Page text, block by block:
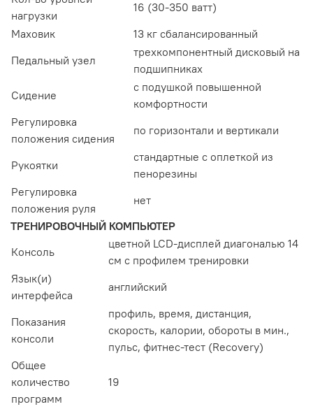
нагрузки
16 (30-350 ватт)
Маховик
13 кг сбалансированный
Педальный узел
трехкомпонентный дисковый на
подшипниках
Сидение
с подушкой повышенной
комфортности
Регулировка
положения сидения
по горизонтали и вертикали
Рукоятки
стандартные с оплеткой из
пенорезины
Регулировка
положения руля
нет
ТРЕНИРОВОЧНЫЙ КОМПЬЮТЕР
Консоль
цветной LCD-дисплей диагональю 14
см с профилем тренировки
Язык(и)
интерфейса
английский
Показания
консоли
профиль, время, дистанция,
скорость, калории, обороты в мин.,
пульс, фитнес-тест (Recovery)
Общее
количество
программ
19